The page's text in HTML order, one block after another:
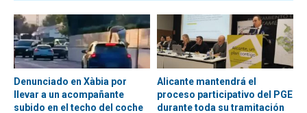
Denunciado en Xàbia por
llevar a un acompañante
subido en el techo del coche
Alicante mantendrá el
proceso participativo del PGE
durante toda su tramitación